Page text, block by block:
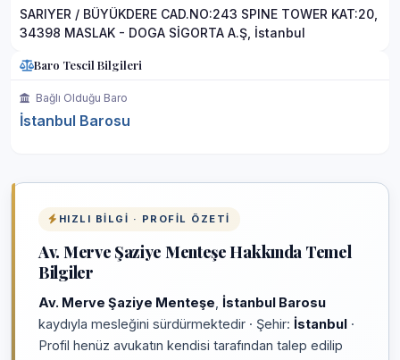
SARIYER / BÜYÜKDERE CAD.NO:243 SPINE TOWER KAT:20,
34398 MASLAK - DOGA SİGORTA A.Ş, İstanbul
Baro Tescil Bilgileri
Bağlı Olduğu Baro
İstanbul Barosu
HIZLI BILGI · PROFIL ÖZETI
Av. Merve Şaziye Menteşe Hakkında Temel
Bilgiler
Av. Merve Şaziye Menteşe İstanbul Barosu
kaydıyla mesleğini sürdürmektedir · Şehir: İstanbul ·
Profil henüz avukatın kendisi tarafından talep edilip